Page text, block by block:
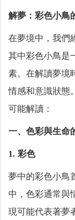
解夢：彩色小鳥
在夢境中，我們
其中彩色小鳥是
素。在解讀夢境
情感和意識狀態
可能解讀：
一、色彩與生命
1. 彩色
夢中的彩色小鳥
中，色彩通常與
現可能代表著夢